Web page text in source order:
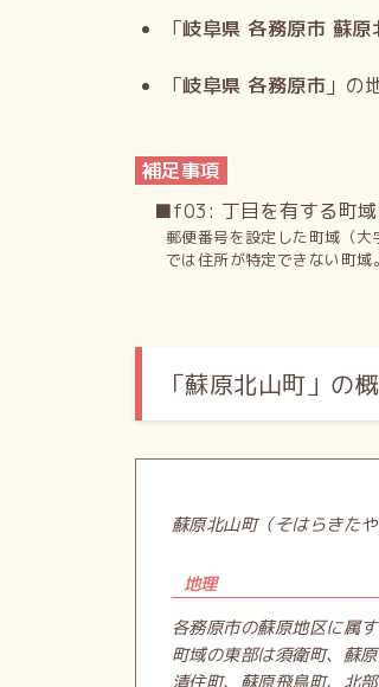
「岐阜県 各務原市 蘇原
「岐阜県 各務原市 」の
補足事項
■f03: 丁目を有する町域
郵便番号を設定した町域（
では住所が特定できない町域。
「蘇原北山町」
蘇原北山町（そはらきた
地理
各務原市の蘇原地区に属す
町域の東部は須衛町、蘇